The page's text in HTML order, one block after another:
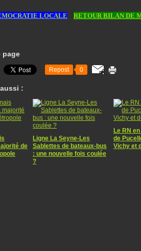
LOCALE RETOUR BILAN DE
page
Repost 0
:
de
Ligne La Seyne-Les
Sablettes de bateaux-bus
: une nouvelle fois coulée
?
Le RN
de
Vichy et